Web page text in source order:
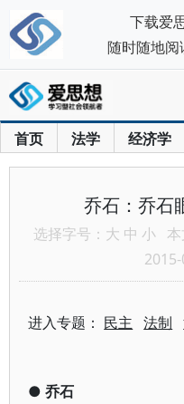
首页 法学 经济学
乔石：乔石
选择字号： 大 中 小 本
进入专题： 民主 法制
● 乔石
下载爱
随时随地